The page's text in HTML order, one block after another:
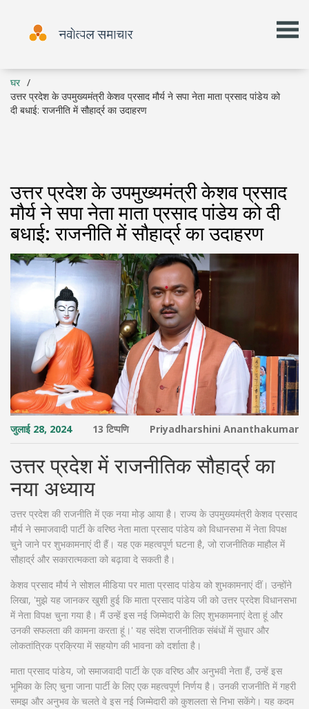
घर
उत्तर प्रदेश के उपमुख्यमंत्री केशव प्रसाद मौर्य ने सपा नेता माता प्रसाद पांडेय को
दी बधाई: राजनीति में सौहार्द्र का उदाहरण
उत्तर प्रदेश के उपमुख्यमंत्री केशव प्रसाद
मौर्य ने सपा नेता माता प्रसाद पांडेय को दी
बधाई: राजनीति में सौहार्द्र का उदाहरण
जुलाई 28, 2024 13 टिप्पणि Priyadharshini Ananthakumar
उत्तर प्रदेश में राजनीतिक सौहार्द्र का
नया अध्याय
उत्तर प्रदेश की राजनीति में एक नया मोड़ आया है। राज्य के उपमुख्यमंत्री केशव प्रसाद
मौर्य ने समाजवादी पार्टी के वरिष्ठ नेता माता प्रसाद पांडेय को विधानसभा में नेता विपक्ष
चुने जाने पर शुभकामनाएं दी हैं। यह एक महत्वपूर्ण घटना है, जो राजनीतिक माहौल में
सौहार्द्र और सकारात्मकता को बढ़ावा दे सकती है।
केशव प्रसाद मौर्य ने सोशल मीडिया पर माता प्रसाद पांडेय को शुभकामनाएं दीं। उन्होंने
लिखा, 'मुझे यह जानकर खुशी हुई कि माता प्रसाद पांडेय जी को उत्तर प्रदेश विधानसभा
में नेता विपक्ष चुना गया है। मैं उन्हें इस नई जिम्मेदारी के लिए शुभकामनाएं देता हूं और
उनकी सफलता की कामना करता हूं।' यह संदेश राजनीतिक संबंधों में सुधार और
लोकतांत्रिक प्रक्रिया में सहयोग की भावना को दर्शाता है।
माता प्रसाद पांडेय, जो समाजवादी पार्टी के एक वरिष्ठ और अनुभवी नेता हैं, उन्हें इस
भूमिका के लिए चुना जाना पार्टी के लिए एक महत्वपूर्ण निर्णय है। उनकी राजनीति में गहरी
समझ और अनुभव के चलते वे इस नई जिम्मेदारी को कुशलता से निभा सकेंगे। यह कदम